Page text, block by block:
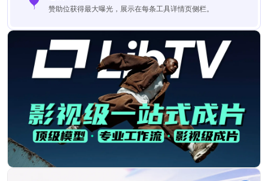
赞助位获得最大曝光，展示在每条工具详情页侧栏。